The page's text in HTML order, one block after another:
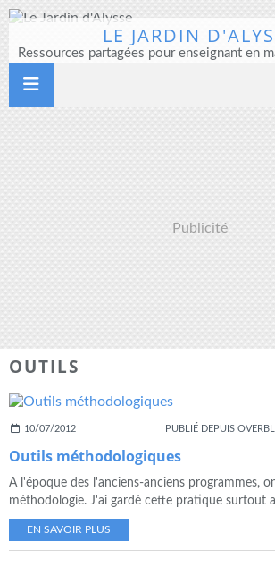
LE JARDIN
Publicité
OUTILS
10/07/2012 PUBLIÉ DEPUIS
Outils méthodologiques
A l'époque des l'anciens-anciens programmes,
méthodologie. J'ai gardé cette pratique surtout
EN SAVOIR PLUS